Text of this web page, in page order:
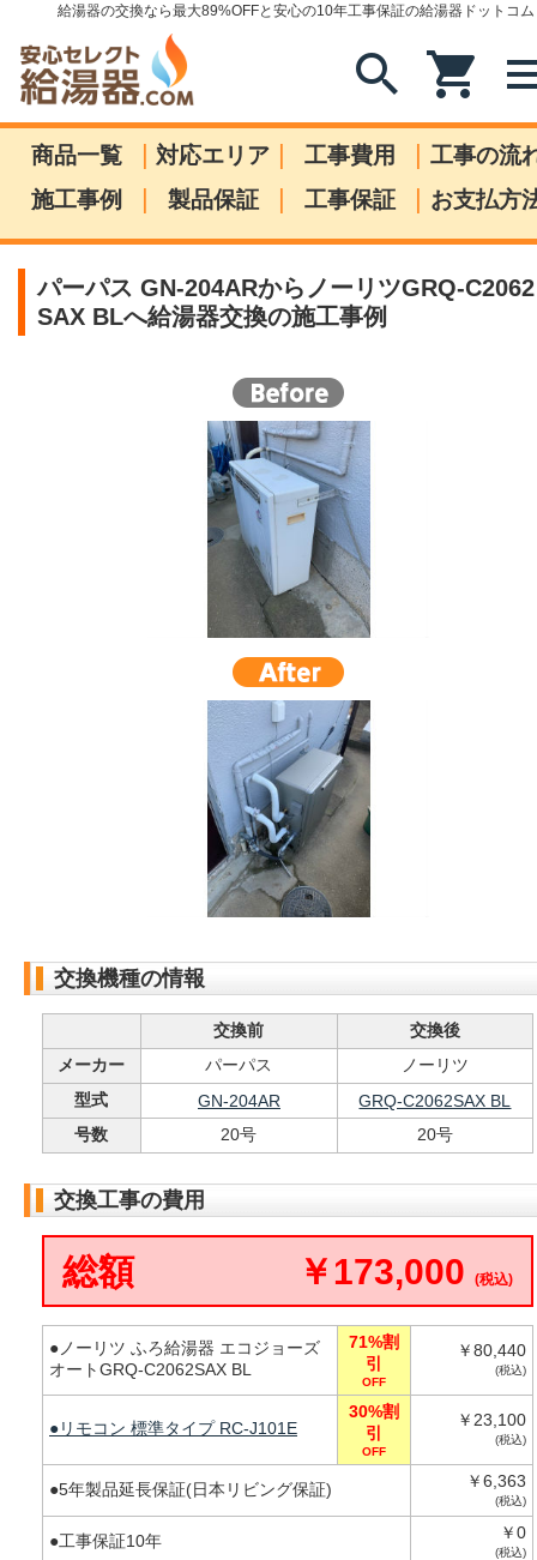
給湯器の交換なら最大89%OFFと安心の10年工事保証の給湯器ドットコム
search shopping_cart
商品一覧 | 対応エリア | 工事費用 | 工事の流
施工事例
| 製品保証 | 工事保証 | お支払方
パーパス GN-204ARからノーリツGRQ-C2062
SAX BLへ給湯器交換の施工事例
交換機種の情報
交換前
交換後
メーカー
パーパス
ノーリツ
型式
GN-204AR
GRQ-C2062SAX BL
号数
20号 20号
交換工事の費用
総額 ￥173,000 (税込)
●ノーリツ ふろ給湯器 エコジョーズ
オートGRQ-C2062SAX BL
71%割
引
OFF
￥80,440
(税込)
●リモコン 標準タイプ RC-J101E
30%割
引
OFF
￥23,100
(税込)
●5年製品延長保証(日本リビング保証) ￥6,363
(税込)
●工事保証10年 ￥0
(税込)